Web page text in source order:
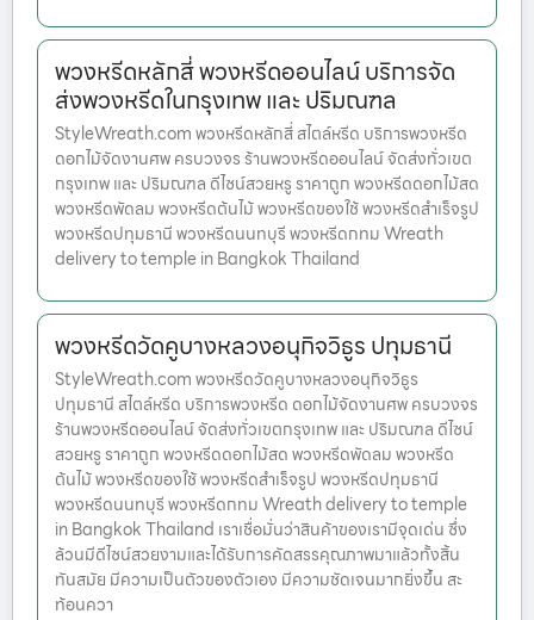
พวงหรีดหลักสี่ พวงหรีดออนไลน์ บริการจัด
ส่งพวงหรีดในกรุงเทพ และ ปริมณฑล
StyleWreath.com พวงหรีดหลักสี่ สไตล์หรีด บริการพวงหรีด
ดอกไม้จัดงานศพ ครบวงจร ร้านพวงหรีดออนไลน์ จัดส่งทั่วเขต
กรุงเทพ และ ปริมณฑล ดีไซน์สวยหรู ราคาถูก พวงหรีดดอกไม้สด
พวงหรีดพัดลม พวงหรีดต้นไม้ พวงหรีดของใช้ พวงหรีดสำเร็จรูป
พวงหรีดปทุมธานี พวงหรีดนนทบุรี พวงหรีดกทม Wreath
delivery to temple in Bangkok Thailand
พวงหรีดวัดคูบางหลวงอนุกิจวิธูร ปทุมธานี
StyleWreath.com พวงหรีดวัดคูบางหลวงอนุกิจวิธูร
ปทุมธานี สไตล์หรีด บริการพวงหรีด ดอกไม้จัดงานศพ ครบวงจร
ร้านพวงหรีดออนไลน์ จัดส่งทั่วเขตกรุงเทพ และ ปริมณฑล ดีไซน์
สวยหรู ราคาถูก พวงหรีดดอกไม้สด พวงหรีดพัดลม พวงหรีด
ต้นไม้ พวงหรีดของใช้ พวงหรีดสำเร็จรูป พวงหรีดปทุมธานี
พวงหรีดนนทบุรี พวงหรีดกทม Wreath delivery to temple
in Bangkok Thailand เราเชื่อมั่นว่าสินค้าของเรามีจุดเด่น ซึ่ง
ล้วนมีดีไซน์สวยงามและได้รับการคัดสรรคุณภาพมาแล้วทั้งสิ้น
ทันสมัย มีความเป็นตัวของตัวเอง มีความชัดเจนมากยิ่งขึ้น สะ
ท้อนควา